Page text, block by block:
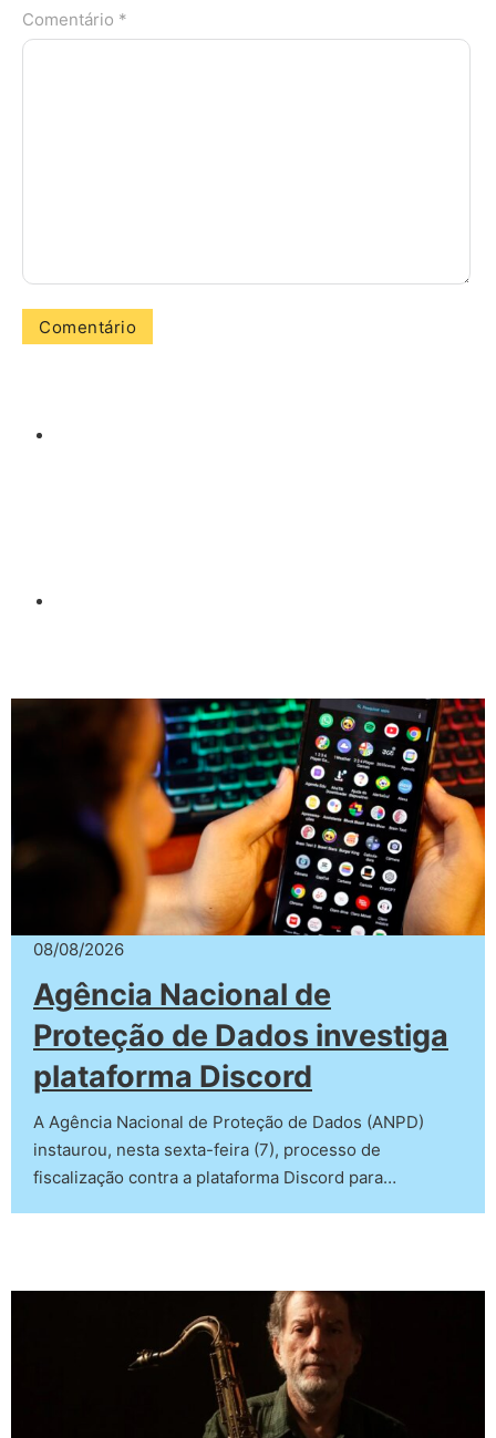
Comentário *
08/08/2026
Agência Nacional de
Proteção de Dados investiga
plataforma Discord
A Agência Nacional de Proteção de Dados (ANPD)
instaurou, nesta sexta-feira (7), processo de
fiscalização contra a plataforma Discord para…